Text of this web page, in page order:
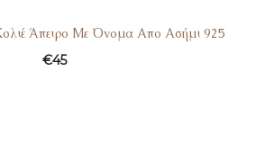
Άπειρο Με Όνομα Απο Ασήμι 925
€45